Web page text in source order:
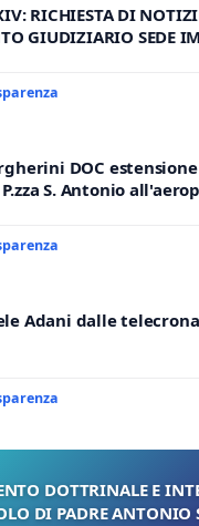
RICHIESTA DI
GIUDIZIARIO SEDE
DOC estensione
S. Antonio
1,50
Adani dalle
DOTTRINALE E
DI PADRE ANTONIO